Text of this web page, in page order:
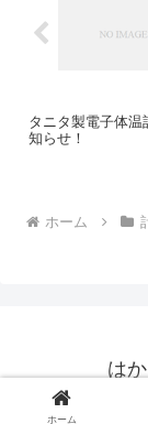
タニタ製電子体温
知らせ！
ホーム
は
©
ホーム